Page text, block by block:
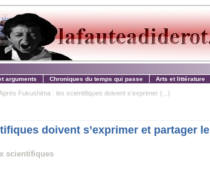
arguments Chroniques du temps qui passe Arts et littérature
Fukushima : les scientifiques doivent s’exprimer (...)
doivent s’exprimer et partager
scientifiques